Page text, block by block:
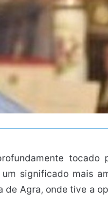
tocado
significado mais
de Agra, onde tive a